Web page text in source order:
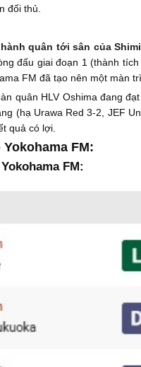
đối thủ.
hành quân tới sân của
đấu giai đoạn 1 (thành
FM đã tạo nên một màn
quân HLV Oshima đang
(hạ Urawa Red 3-2, JEF
quả có lợi.
FM:
FM: